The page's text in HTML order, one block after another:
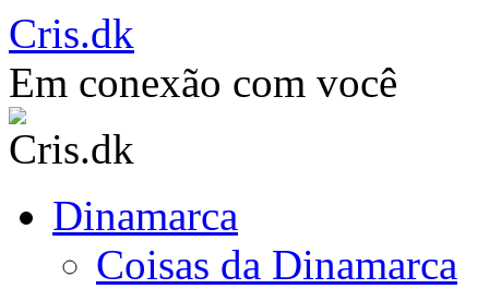
Saltar
para
o
conteúdo
Cris.dk
Em conexão com você
Dinamarca
Coisas da Dinamarca